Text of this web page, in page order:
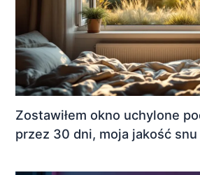
Zostawiłem okno uchylone
przez 30 dni, moja jakość snu